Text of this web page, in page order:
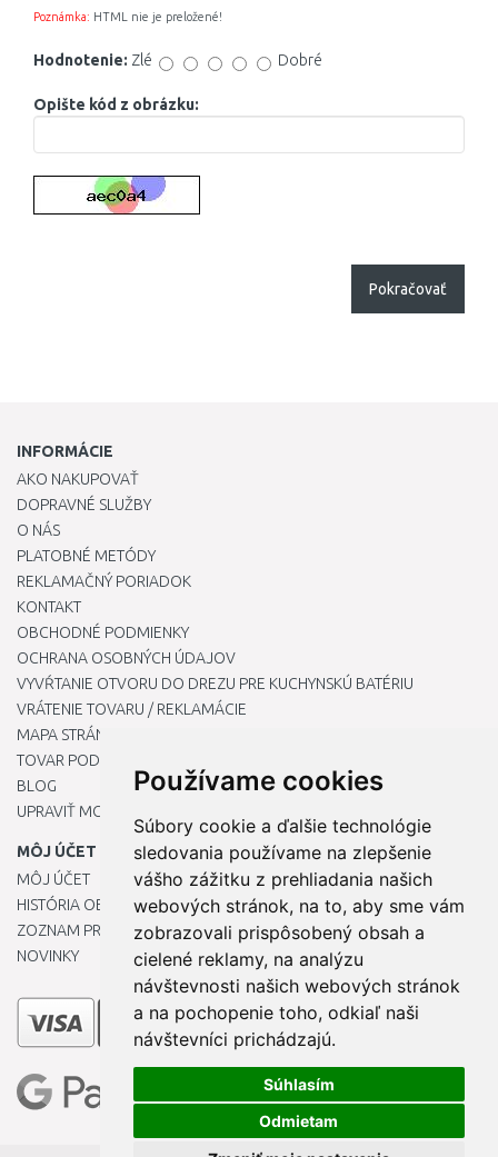
Používame cookies
Súbory cookie a ďalšie technológie
sledovania používame na zlepšenie
vášho zážitku z prehliadania našich
webových stránok, na to, aby sme vám
zobrazovali prispôsobený obsah a
cielené reklamy, na analýzu
návštevnosti našich webových stránok
a na pochopenie toho, odkiaľ naši
návštevníci prichádzajú.
Súhlasím
Odmietam
Poznámka: HTML nie je preložené!
Hodnotenie: Zlé Dobré
Opište kód z obrázku:
Pokračovať
INFORMÁCIE
AKO NAKUPOVAŤ
DOPRAVNÉ SLUŽBY
O NÁS
PLATOBNÉ METÓDY
REKLAMAČNÝ PORIADOK
KONTAKT
OBCHODNÉ PODMIENKY
OCHRANA OSOBNÝCH ÚDAJOV
VYVŔTANIE OTVORU DO DREZU PRE KUCHYNSKÚ BATÉRIU
VRÁTENIE TOVARU / REKLAMÁCIE
MAPA STRÁNOK
TOVAR PODĽA ZNAČIEK
BLOG
UPRAVIŤ MOJE PREDVOĽBY COOKIES
MÔJ ÚČET
MÔJ ÚČET
HISTÓRIA OBJEDNÁVOK
ZOZNAM PRIANÍ
NOVINKY